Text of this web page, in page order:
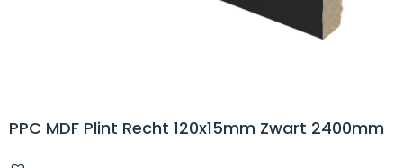
PPC MDF Plint Recht 120x15mm Zwart 2400mm